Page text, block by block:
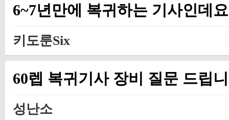
6~7년만에 복귀하는 기사인데
키도룬Six
60렙 복귀기사 장비 질문 드립
성난소